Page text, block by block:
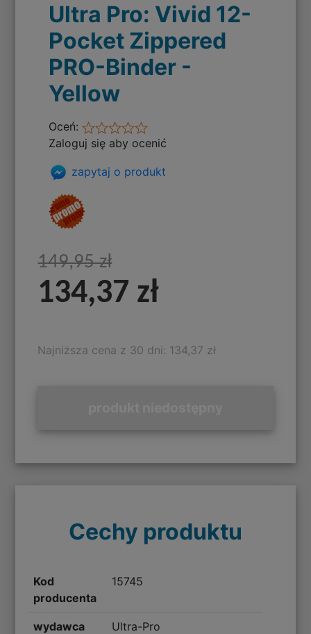
Ultra Pro: Vivid 12-
Pocket Zippered
PRO-Binder -
Yellow
Oceń:
Zaloguj się aby ocenić
zapytaj o produkt
149,95 zł
134,37 zł
Najniższa cena z 30 dni: 134,37 zł
Cechy produktu
Kod
producenta
15745
wydawca Ultra-Pro